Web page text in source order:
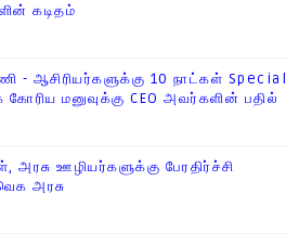
கடிதம்
- ஆசிரியர்களுக்கு 10 நாட்கள் Special
மனுவுக்கு CEO அவர்களின் பதில்
அரசு ஊழியர்களுக்கு பேரதிர்ச்சி
அரசு